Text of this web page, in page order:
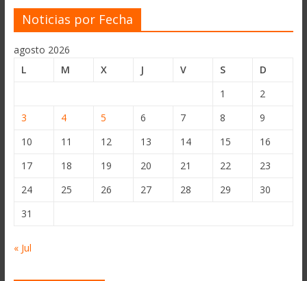
Noticias por Fecha
agosto 2026
L
M X J V S
D
1
2
3
4 5 6 7 8
9
10
11 12 13 14 15
16
17
18 19 20 21 22
23
24
25 26 27 28 29
30
31
« Jul